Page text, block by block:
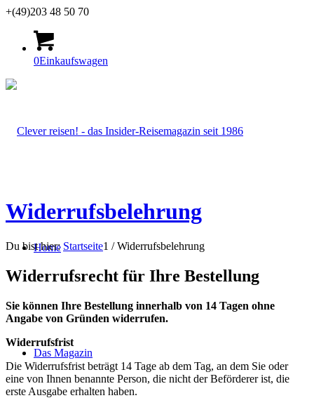
+(49)203 48 50 70
0Einkaufswagen
Home
Das Magazin
Widerrufsbelehrung
Du bist hier: Startseite1 / Widerrufsbelehrung
Widerrufsrecht für Ihre Bestellung
Sie können Ihre Bestellung innerhalb von 14 Tagen ohne
Angabe von Gründen widerrufen.
Widerrufsfrist
Die Widerrufsfrist beträgt 14 Tage ab dem Tag, an dem Sie oder
eine von Ihnen benannte Person, die nicht der Beförderer ist, die
erste Ausgabe erhalten haben.